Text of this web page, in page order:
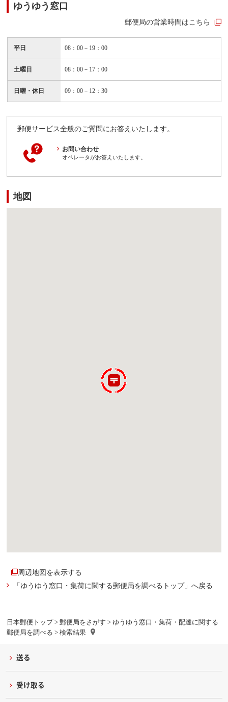
日本郵便トップ> 郵便局をさがす > ゆうゆう窓口・集荷・配達に関する
郵便局を調べる > 検索結果
ゆうゆう窓口
郵便局の営業時間はこちら
平日 08：00－19：00
土曜日 08：00－17：00
日曜・休日 09：00－12：30
郵便サービス全般のご質問にお答えいたします。
お問い合わせ
オペレータがお答えいたします。
地図
周辺地図を表示する
「ゆうゆう窓口・集荷に関する郵便局を調べるトップ」へ戻る
送る
受け取る